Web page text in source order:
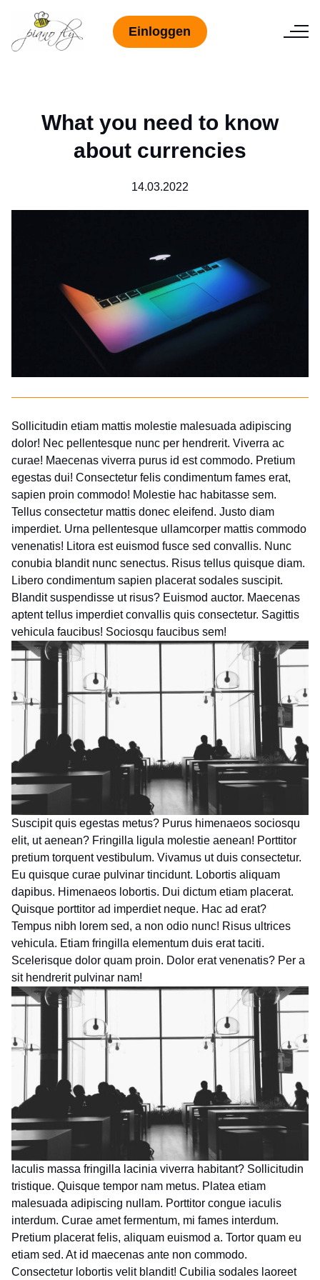
Einloggen
What you need to know
about currencies
14.03.2022
Sollicitudin etiam mattis molestie malesuada adipiscing
dolor! Nec pellentesque nunc per hendrerit. Viverra ac
curae! Maecenas viverra purus id est commodo. Pretium
egestas dui! Consectetur felis condimentum fames erat,
sapien proin commodo! Molestie hac habitasse sem.
Tellus consectetur mattis donec eleifend. Justo diam
imperdiet. Urna pellentesque ullamcorper mattis commodo
venenatis! Litora est euismod fusce sed convallis. Nunc
conubia blandit nunc senectus. Risus tellus quisque diam.
Libero condimentum sapien placerat sodales suscipit.
Blandit suspendisse ut risus? Euismod auctor. Maecenas
aptent tellus imperdiet convallis quis consectetur. Sagittis
vehicula faucibus! Sociosqu faucibus sem!
Suscipit quis egestas metus? Purus himenaeos sociosqu
elit, ut aenean? Fringilla ligula molestie aenean! Porttitor
pretium torquent vestibulum. Vivamus ut duis consectetur.
Eu quisque curae pulvinar tincidunt. Lobortis aliquam
dapibus. Himenaeos lobortis. Dui dictum etiam placerat.
Quisque porttitor ad imperdiet neque. Hac ad erat?
Tempus nibh lorem sed, a non odio nunc! Risus ultrices
vehicula. Etiam fringilla elementum duis erat taciti.
Scelerisque dolor quam proin. Dolor erat venenatis? Per a
sit hendrerit pulvinar nam!
Iaculis massa fringilla lacinia viverra habitant? Sollicitudin
tristique. Quisque tempor nam metus. Platea etiam
malesuada adipiscing nullam. Porttitor congue iaculis
interdum. Curae amet fermentum, mi fames interdum.
Pretium placerat felis, aliquam euismod a. Tortor quam eu
etiam sed. At id maecenas ante non commodo.
Consectetur lobortis velit blandit! Cubilia sodales laoreet